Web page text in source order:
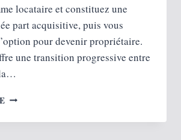
locataire et constituez une
part acquisitive, puis vous
pour devenir propriétaire.
une transition progressive entre
COMMENT
UNE